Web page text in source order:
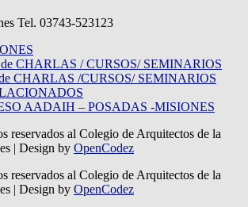
Tel. 03743-523123
CHARLAS / CURSOS/ SEMINARIOS
CHARLAS /CURSOS/ SEMINARIOS
AADAIH – POSADAS -MISIONES
reservados al Colegio de Arquitectos de la
| Design by OpenCodez
reservados al Colegio de Arquitectos de la
| Design by OpenCodez